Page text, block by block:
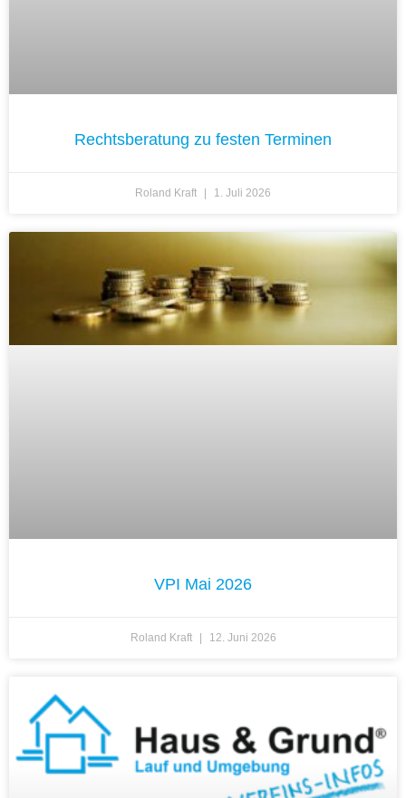
Rechtsberatung zu festen Terminen
Roland Kraft 1. Juli 2026
VPI Mai 2026
Roland Kraft 12. Juni 2026